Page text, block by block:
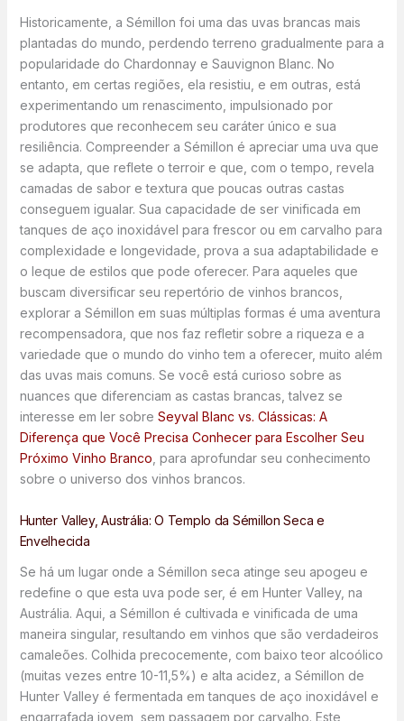
Historicamente, a Sémillon foi uma das uvas brancas mais
plantadas do mundo, perdendo terreno gradualmente para a
popularidade do Chardonnay e Sauvignon Blanc. No
entanto, em certas regiões, ela resistiu, e em outras, está
experimentando um renascimento, impulsionado por
produtores que reconhecem seu caráter único e sua
resiliência. Compreender a Sémillon é apreciar uma uva que
se adapta, que reflete o terroir e que, com o tempo, revela
camadas de sabor e textura que poucas outras castas
conseguem igualar. Sua capacidade de ser vinificada em
tanques de aço inoxidável para frescor ou em carvalho para
complexidade e longevidade, prova a sua adaptabilidade e
o leque de estilos que pode oferecer. Para aqueles que
buscam diversificar seu repertório de vinhos brancos,
explorar a Sémillon em suas múltiplas formas é uma aventura
recompensadora, que nos faz refletir sobre a riqueza e a
variedade que o mundo do vinho tem a oferecer, muito além
das uvas mais comuns. Se você está curioso sobre as
nuances que diferenciam as castas brancas, talvez se
interesse em ler sobre Seyval Blanc vs. Clássicas: A
Diferença que Você Precisa Conhecer para Escolher Seu
Próximo Vinho Branco, para aprofundar seu conhecimento
sobre o universo dos vinhos brancos.
Hunter Valley, Austrália: O Templo da Sémillon Seca e
Envelhecida
Se há um lugar onde a Sémillon seca atinge seu apogeu e
redefine o que esta uva pode ser, é em Hunter Valley, na
Austrália. Aqui, a Sémillon é cultivada e vinificada de uma
maneira singular, resultando em vinhos que são verdadeiros
camaleões. Colhida precocemente, com baixo teor alcoólico
(muitas vezes entre 10-11,5%) e alta acidez, a Sémillon de
Hunter Valley é fermentada em tanques de aço inoxidável e
engarrafada jovem, sem passagem por carvalho. Este